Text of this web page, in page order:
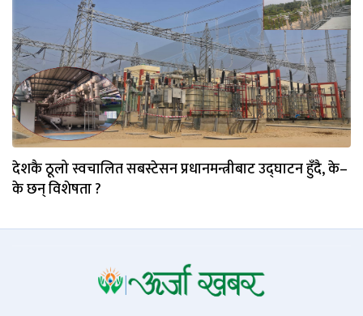
देशकै ठूलो स्वचालित सबस्टेसन प्रधानमन्त्रीबाट उद्घाटन हुँदै, के–
के छन् विशेषता ?